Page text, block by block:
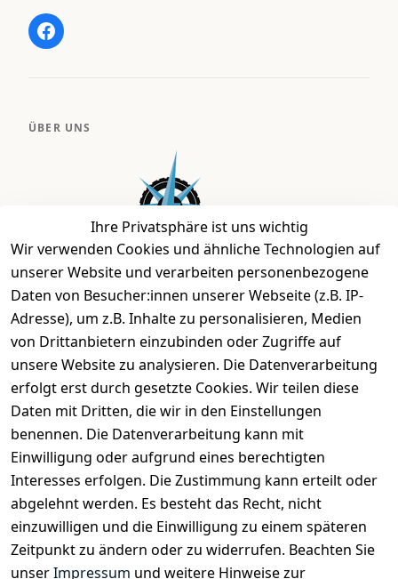
Ihre Privatsphäre ist uns wichtig
Wir verwenden Cookies und ähnliche Technologien auf
unserer Website und verarbeiten personenbezogene
Daten von Besucher:innen unserer Webseite (z.B. IP-
Adresse), um z.B. Inhalte zu personalisieren, Medien
von Drittanbietern einzubinden oder Zugriffe auf
unsere Website zu analysieren. Die Datenverarbeitung
erfolgt erst durch gesetzte Cookies. Wir teilen diese
Daten mit Dritten, die wir in den Einstellungen
benennen. Die Datenverarbeitung kann mit
Einwilligung oder aufgrund eines berechtigten
Interesses erfolgen. Die Zustimmung kann erteilt oder
abgelehnt werden. Es besteht das Recht, nicht
einzuwilligen und die Einwilligung zu einem späteren
Zeitpunkt zu ändern oder zu widerrufen. Beachten Sie
unserImpressum und weitere Hinweise zur
ÜBER UNS
Bei uns findest Du das richtige Fahrgefühl. Auf über
2.400 m² bieten wir Dir die beste Beratung zu
Kinderfahrrädern über E-MTBs bis hin zu
Lastenfahrrädern und Elektrorollern.
EINKAUFEN
› Fahrrad Aachen
› Zahlungs- und Versandbedingungen
INFORMATIONEN